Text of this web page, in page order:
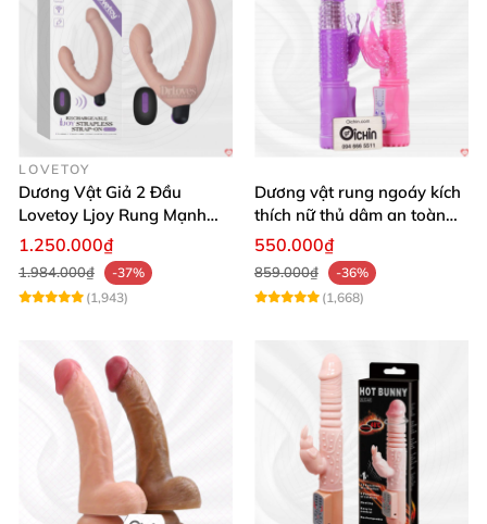
LOVETOY
Dương Vật Giả 2 Đầu
Lovetoy Ljoy Rung Mạnh
ĐKTX Hút Sâu
1.250.000₫
1.984.000₫
-37%
(1,943)
Dương vật rung ngoáy kích
thích nữ thủ dâm an toàn
cao cấp
550.000₫
859.000₫
-36%
(1,668)